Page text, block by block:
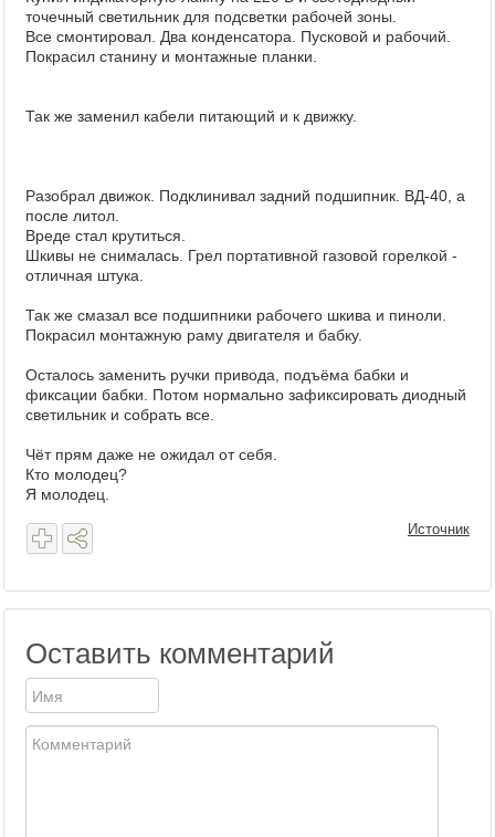
точечный светильник для подсветки рабочей зоны.
Все смонтировал. Два конденсатора. Пусковой и рабочий.
Покрасил станину и монтажные планки.
Так же заменил кабели питающий и к движку.
Разобрал движок. Подклинивал задний подшипник. ВД-40, а
после литол.
Вреде стал крутиться.
Шкивы не снималась. Грел портативной газовой горелкой -
отличная штука.
Так же смазал все подшипники рабочего шкива и пиноли.
Покрасил монтажную раму двигателя и бабку.
Осталось заменить ручки привода, подъёма бабки и
фиксации бабки. Потом нормально зафиксировать диодный
светильник и собрать все.
Чёт прям даже не ожидал от себя.
Кто молодец?
Я молодец.
Источник
Оставить комментарий